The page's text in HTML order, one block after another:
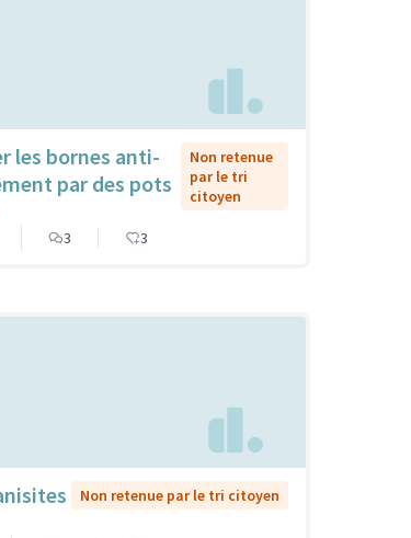
les bornes anti-
par des pots
Non retenue
par le tri
citoyen
3 3
Non retenue par le tri citoyen